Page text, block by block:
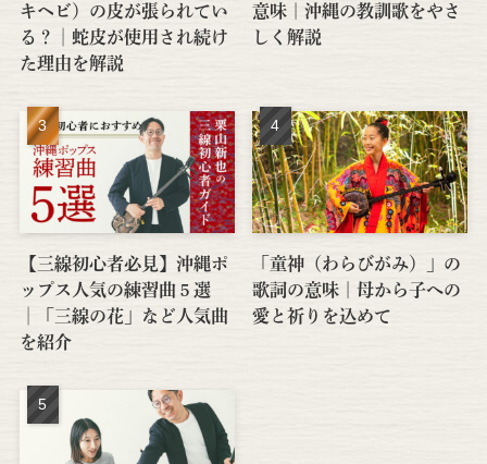
キヘビ）の皮が張られてい
る？│蛇皮が使用され続け
た理由を解説
意味｜沖縄の教訓歌をやさ
しく解説
【三線初心者必見】沖縄ポ
ップス人気の練習曲５選
│「三線の花」など人気曲
を紹介
「童神（わらびがみ）」の
歌詞の意味｜母から子への
愛と祈りを込めて